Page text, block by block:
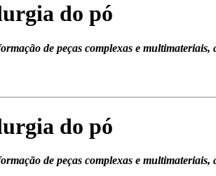
do pó
de peças complexas e
do pó
de peças complexas e